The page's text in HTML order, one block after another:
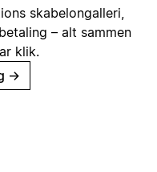
skabelongalleri,
– alt sammen
klik.
→